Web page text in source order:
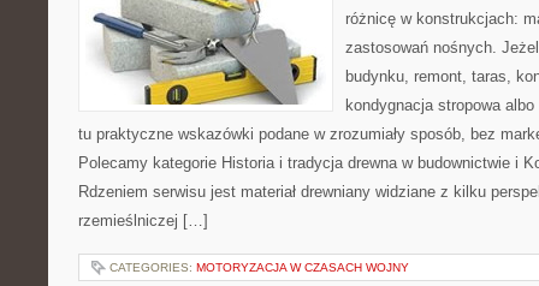
różnicę w konstrukcjach:
zastosowań nośnych.
budynku, remont, taras,
kondygnacja stropowa
tu praktyczne wskazówki podane w zrozumiały sposób, bez
Polecamy kategorie Historia i tradycja drewna w budownictwie i
Rdzeniem serwisu jest materiał drewniany widziane z kilku
rzemieślniczej […]
CATEGORIES: MOTORYZACJA W CZASACH WOJNY